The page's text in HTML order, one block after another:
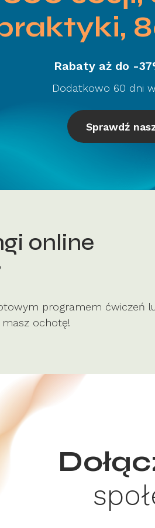
Rabaty aż do -
Dodatkowo 60 dni
Sprawdź
online
programem ćwiczeń
ochotę!